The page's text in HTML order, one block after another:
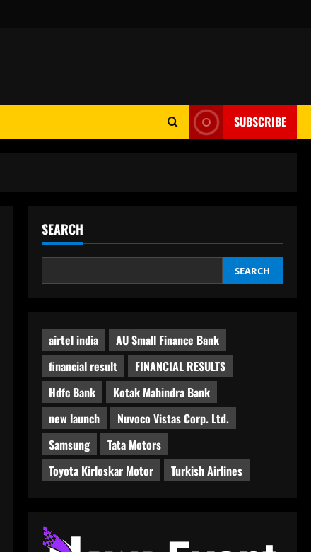
SUBSCRIBE
SEARCH
SEARCH
airtel india
AU Small Finance Bank
financial result
FINANCIAL RESULTS
Hdfc Bank
Kotak Mahindra Bank
new launch
Nuvoco Vistas Corp. Ltd.
Samsung
Tata Motors
Toyota Kirloskar Motor
Turkish Airlines